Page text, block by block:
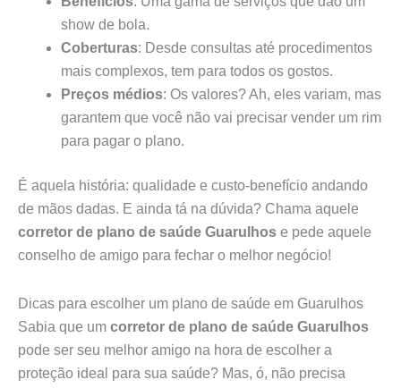
show de bola.
Coberturas: Desde consultas até procedimentos
mais complexos, tem para todos os gostos.
Preços médios: Os valores? Ah, eles variam, mas
garantem que você não vai precisar vender um rim
para pagar o plano.
É aquela história: qualidade e custo-benefício andando
de mãos dadas. E ainda tá na dúvida? Chama aquele
corretor de plano de saúde Guarulhos e pede aquele
conselho de amigo para fechar o melhor negócio!
Dicas para escolher um plano de saúde em Guarulhos
Sabia que um corretor de plano de saúde Guarulhos
pode ser seu melhor amigo na hora de escolher a
proteção ideal para sua saúde? Mas, ó, não precisa